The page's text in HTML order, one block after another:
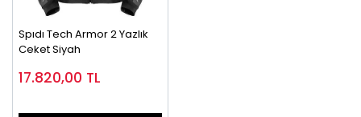
Spıdı Tech Armor 2 Yazlık
Ceket Siyah
17.820,00 TL